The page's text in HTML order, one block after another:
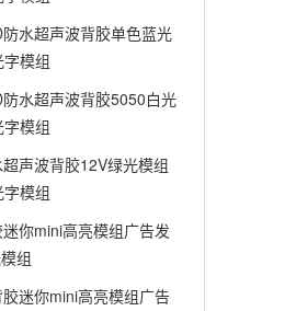
水超声波背胶单色蓝光
模组
水超声波背胶5050白光
模组
声波背胶12V绿光模组
模组
你mini高亮模组广告发
组
迷你mini高亮模组广告